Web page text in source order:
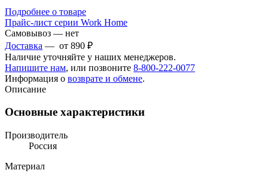
Подробнее о товаре
Прайс-лист серии Work Home
Самовывоз — нет
Доставка — от 890 ₽
Наличие уточняйте у наших менеджеров.
Напишите нам, или позвоните 8-800-222-0077
Информация о возврате и обмене.
Описание
Основные характеристики
Производитель
Россия
Материал